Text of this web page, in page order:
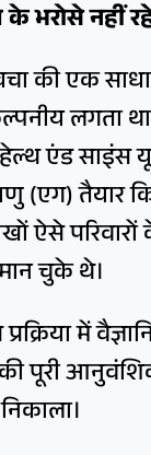
के भरोसे नहीं
की एक
लगता
एंड साइंस
(एग) तैयार
ऐसे
चुके थे।
में
पूरी